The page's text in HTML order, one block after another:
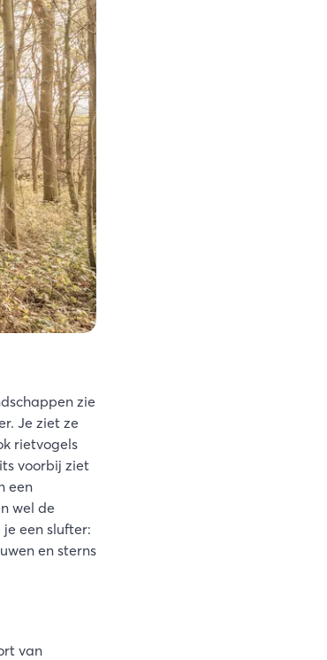
zie
Je ziet ze
rietvogels
voorbij ziet
een
wel de
een slufter:
en sterns
van